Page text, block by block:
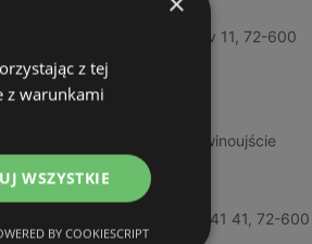
Wybrzeze Władysława Iv 11, 72-600
Świnoujście
Chrobrego 9, 72-600 Świnoujście
Ul. Bohaterów Września 41 41, 72-600
z tej
z warunkami
WSZYSTKIE
BY COOKIESCRIPT